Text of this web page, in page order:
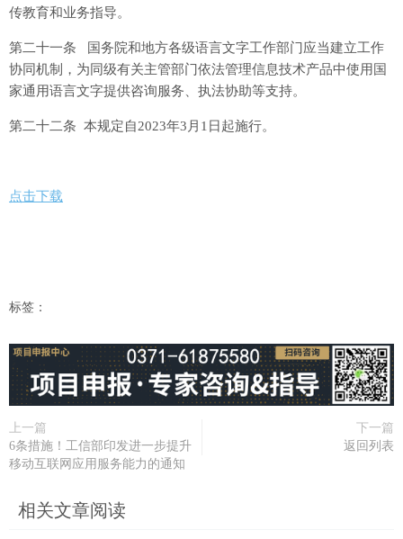
传教育和业务指导。
第二十一条 国务院和地方各级语言文字工作部门应当建立工作
协同机制，为同级有关主管部门依法管理信息技术产品中使用国
家通用语言文字提供咨询服务、执法协助等支持。
第二十二条 本规定自2023年3月1日起施行。
点击下载
标签：
上一篇
6条措施！工信部印发进一步提升
移动互联网应用服务能力的通知
下一篇
返回列表
相关文章阅读